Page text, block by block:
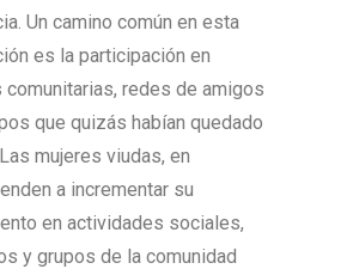
Un camino común en esta
es la participación en
redes de amigos
que quizás habían quedado
mujeres viudas, en
a incrementar su
en actividades sociales,
y grupos de la comunidad